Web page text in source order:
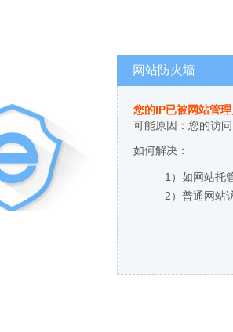
网站防火墙
您的IP已被网站管
可能原因：您的访
如何解决：
1）如网站托
2）普通网站